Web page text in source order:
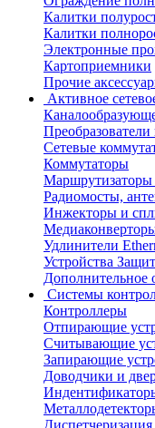
Калитки
Калитки
Электронные
Картоприемники
Прочие
Активное
Сетевые
Коммутаторы
Маршрутизаторы
Радиомосты,
Инжекторы и
Удлинители
Устройства
Дополнительное
Системы
Контроллеры
Отпирающие
Считывающие
Запирающие
Доводчики и
Диспетчеризация